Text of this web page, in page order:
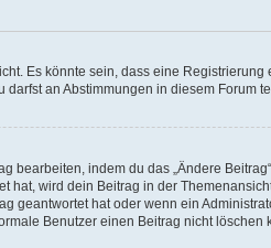
Es könnte sein, dass eine
an Abstimmungen in diesem Forum
indem du das „Ändere
wird dein Beitrag in der
hat oder wenn ein
Benutzer einen Beitrag nicht löschen